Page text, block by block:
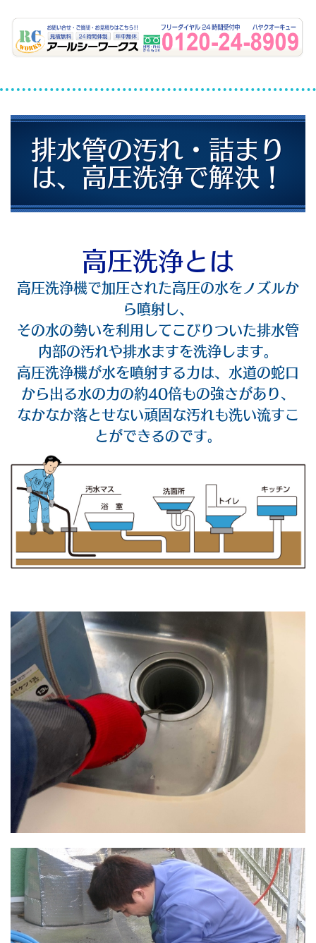
排水管の汚れ・詰まり
は、高圧洗浄で解決！
高圧洗浄とは
高圧洗浄機で加圧された高圧の水をノズルか
ら噴射し、
その水の勢いを利用してこびりついた排水管
内部の汚れや排水ますを洗浄します。
高圧洗浄機が水を噴射する力は、水道の蛇口
から出る水の力の約40倍もの強さがあり、
なかなか落とせない頑固な汚れも洗い流すこ
とができるのです。